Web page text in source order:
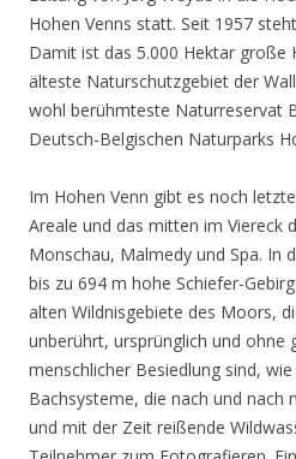
Hohen Venns statt. Seit 1957
Damit ist das 5.000 Hektar große
älteste Naturschutzgebiet der
wohl berühmteste Naturreservat
Deutsch-Belgischen Naturparks
Im Hohen Venn gibt es noch
Areale und das mitten im Viereck
Monschau, Malmedy und Spa. In
bis zu 694 m hohe Schiefer-
alten Wildnisgebiete des Moors,
unberührt, ursprünglich und ohne
menschlicher Besiedlung sind,
Bachsysteme, die nach und nach
und mit der Zeit reißende